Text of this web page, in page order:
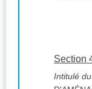
Section
Intitulé